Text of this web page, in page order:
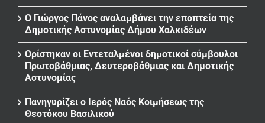
Ο Γιώργος Πάνος αναλαμβάνει την εποπτεία της
Δημοτικής Αστυνομίας Δήμου Χαλκιδέων
Ορίστηκαν οι Εντεταλμένοι δημοτικοί σύμβουλοι
Πρωτοβάθμιας, Δευτεροβάθμιας και Δημοτικής
Αστυνομίας
Πανηγυρίζει ο Ιερός Ναός Κοιμήσεως της
Θεοτόκου Βασιλικού